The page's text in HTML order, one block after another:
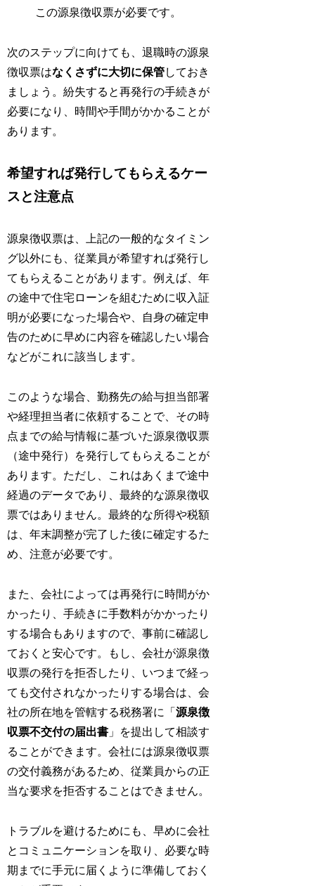
この源泉徴収票が必要です。
次のステップに向けても、退職時の源泉
徴収票はなくさずに大切に保管しておき
ましょう。紛失すると再発行の手続きが
必要になり、時間や手間がかかることが
あります。
希望すれば発行してもらえるケー
スと注意点
源泉徴収票は、上記の一般的なタイミン
グ以外にも、従業員が希望すれば発行し
てもらえることがあります。例えば、年
の途中で住宅ローンを組むために収入証
明が必要になった場合や、自身の確定申
告のために早めに内容を確認したい場合
などがこれに該当します。
このような場合、勤務先の給与担当部署
や経理担当者に依頼することで、その時
点までの給与情報に基づいた源泉徴収票
（途中発行）を発行してもらえることが
あります。ただし、これはあくまで途中
経過のデータであり、最終的な源泉徴収
票ではありません。最終的な所得や税額
は、年末調整が完了した後に確定するた
め、注意が必要です。
また、会社によっては再発行に時間がか
かったり、手続きに手数料がかかったり
する場合もありますので、事前に確認し
ておくと安心です。もし、会社が源泉徴
収票の発行を拒否したり、いつまで経っ
ても交付されなかったりする場合は、会
社の所在地を管轄する税務署に「源泉徴
収票不交付の届出書 」を提出して相談す
ることができます。会社には源泉徴収票
の交付義務があるため、従業員からの正
当な要求を拒否することはできません。
トラブルを避けるためにも、早めに会社
とコミュニケーションを取り、必要な時
期までに手元に届くように準備しておく